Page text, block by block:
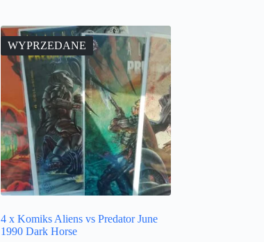
WYPRZEDANE
4 x Komiks Aliens vs Predator June
1990 Dark Horse